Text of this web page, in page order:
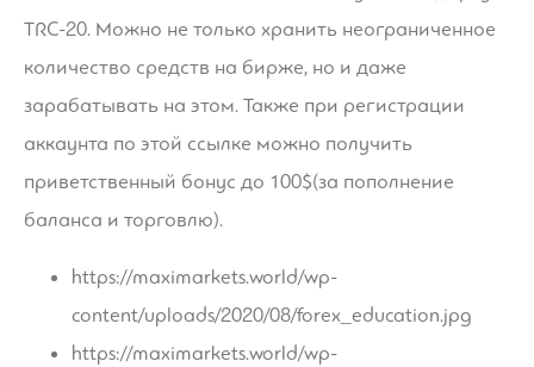
TRC-20. Можно не только хранить неограниченное
количество средств на бирже, но и даже
зарабатывать на этом. Также при регистрации
аккаунта по этой ссылке можно получить
приветственный бонус до 100$(за пополнение
баланса и торговлю).
https://maximarkets.world/wp-
content/uploads/2020/08/forex_education.jpg
https://maximarkets.world/wp-